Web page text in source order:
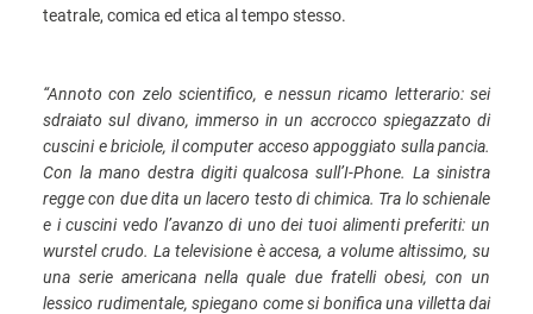
teatrale, comica ed etica al tempo stesso.
“Annoto con zelo scientifico, e nessun ricamo letterario: sei
sdraiato sul divano, immerso in un accrocco spiegazzato di
cuscini e briciole, il computer acceso appoggiato sulla pancia.
Con la mano destra digiti qualcosa sull’I-Phone. La sinistra
regge con due dita un lacero testo di chimica. Tra lo schienale
e i cuscini vedo l’avanzo di uno dei tuoi alimenti preferiti: un
wurstel crudo. La televisione è accesa, a volume altissimo, su
una serie americana nella quale due fratelli obesi, con un
lessico rudimentale, spiegano come si bonifica una villetta dai